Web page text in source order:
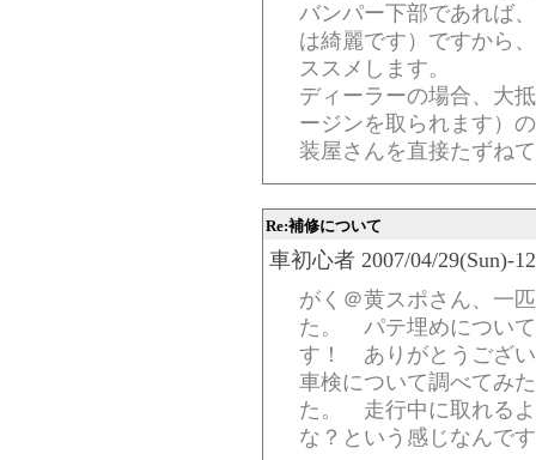
バンパー下部であれば
は綺麗です）ですから
ススメします。
ディーラーの場合、大
ージンを取られます）
装屋さんを直接たずね
Re:補修について
車初心者 2007/04/29(Sun)-
がく＠黄スポさん、一
た。 パテ埋めについ
す！ ありがとうござ
車検について調べてみ
た。 走行中に取れる
な？という感じなんで